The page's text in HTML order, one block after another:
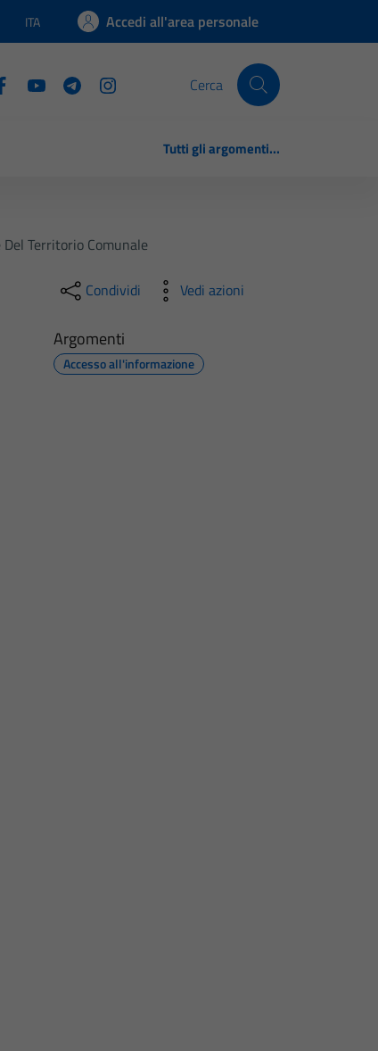
Lingua attiva:
ITA Accedi all'area personale
Cerca
Tutti gli argomenti...
Territorio Comunale
Condividi Vedi azioni
Argomenti
Accesso all'informazione